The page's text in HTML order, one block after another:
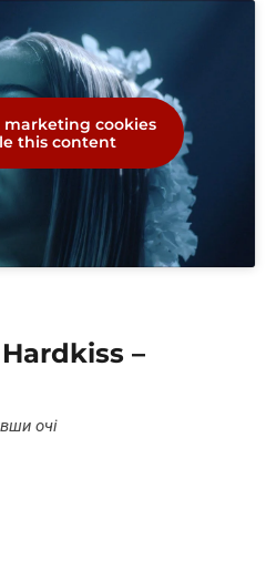
marketing cookies
this content
Hardkiss –
очі